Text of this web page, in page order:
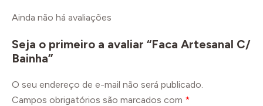
Ainda não há avaliações
Seja o primeiro a avaliar “Faca Artesanal C/
Bainha”
O seu endereço de e-mail não será publicado.
Campos obrigatórios são marcados com *